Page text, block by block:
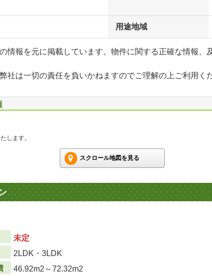
用途地域
の情報を元に掲載しています。物件に関する正確な情報
社は一切の責任を負いかねますのでご理解の上ご利用く
します。
スクロール地図を見る
未定
2LDK・3LDK
46.92m2 ～72.32m2